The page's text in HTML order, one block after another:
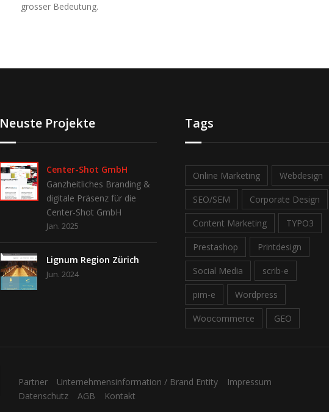
grosser Bedeutung.
Neuste Projekte
Center-Shot GmbH
Ganzheitliches Branding &
digitale Präsenz für die
Center-Shot GmbH
Jan. 2025
Lignum Region Zürich
Jun. 2024
Tags
Online Marketing Webdesign
SEO/SEM Corporate Design
Content Marketing TYPO3
Prestashop Printdesign
Social Media scrib-e
pim-e Wordpress
Woocommerce GEO
Partner Unternehmensinformation / Brand Entity
Impressum
Datenschutz
AGB Kontakt